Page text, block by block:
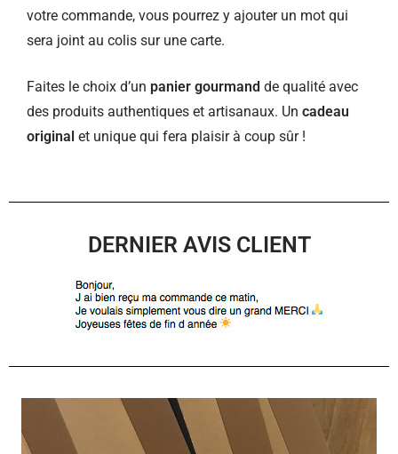
votre commande, vous pourrez y ajouter un mot qui
sera joint au colis sur une carte.
Faites le choix d’un panier gourmand de qualité avec
des produits authentiques et artisanaux. Un cadeau
original et unique qui fera plaisir à coup sûr !
DERNIER AVIS CLIENT